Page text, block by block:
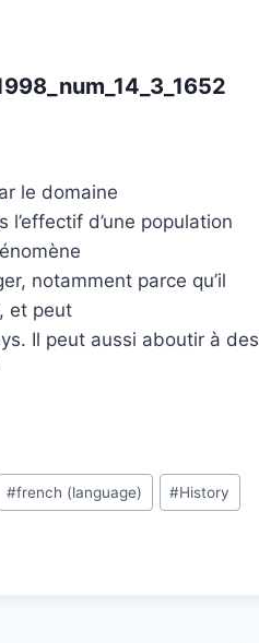
le domaine
d’une population
notamment parce qu’il
et peut
Il peut aussi aboutir à des
#french (language) #History